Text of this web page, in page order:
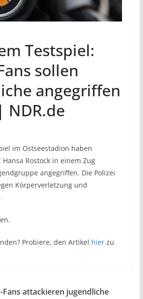
Testspiel:
sollen
angegriffen
NDR.de
im Ostseestadion haben
Hansa Rostock in einem Zug
angegriffen. Die Polizei
Körperverletzung und
Probiere, den Artikel hierzu
Fans attackieren jugendliche